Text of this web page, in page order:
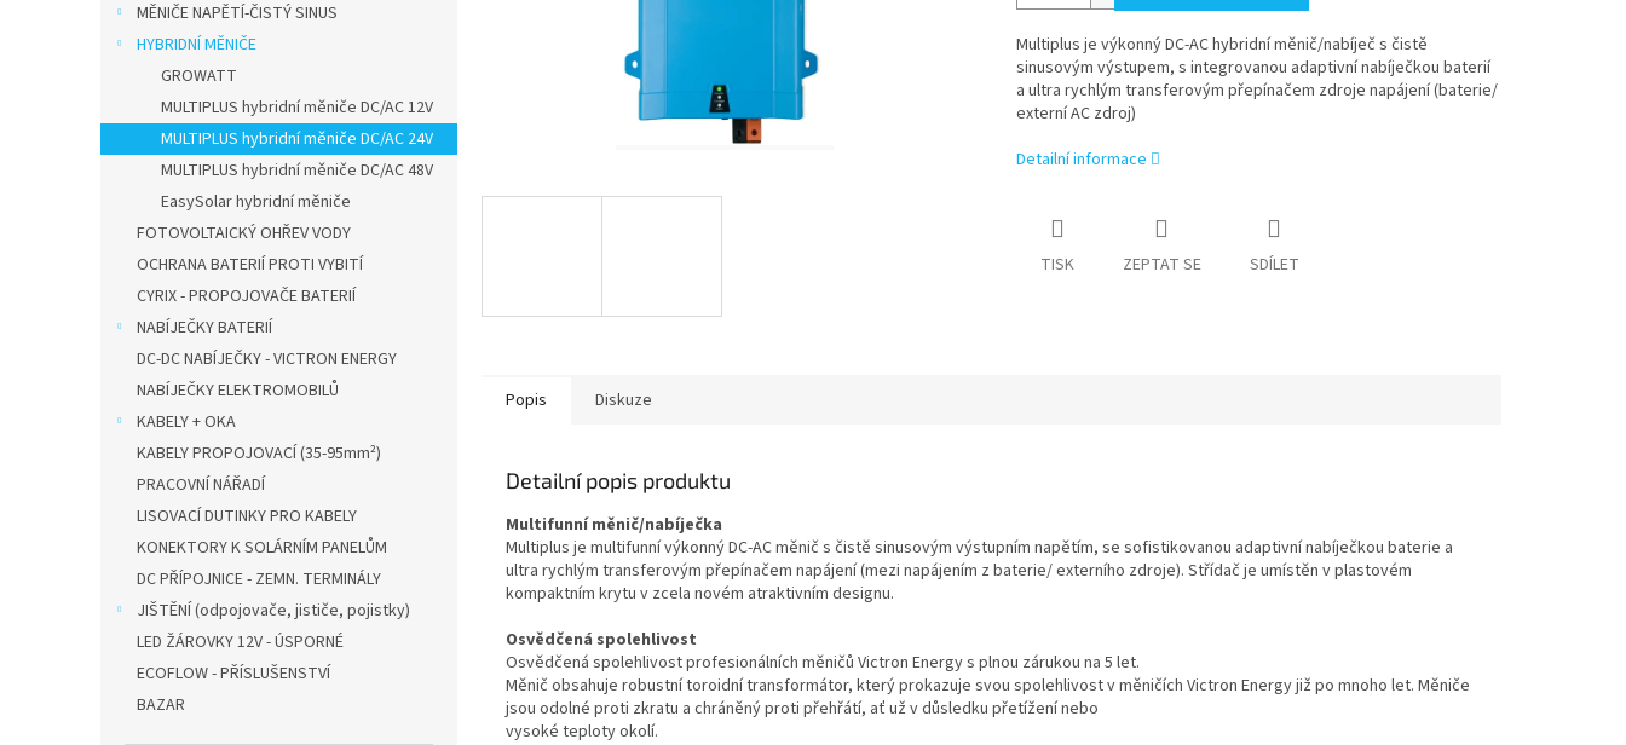
MĚNIČE NAPĚTÍ-ČISTÝ SINUS
HYBRIDNÍ MĚNIČE
GROWATT
MULTIPLUS hybridní měniče DC/AC 12V
MULTIPLUS hybridní měniče DC/AC 24V
MULTIPLUS hybridní měniče DC/AC 48V
EasySolar hybridní měniče
FOTOVOLTAICKÝ OHŘEV VODY
OCHRANA BATERIÍ PROTI VYBITÍ
CYRIX - PROPOJOVAČE BATERIÍ
NABÍJEČKY BATERIÍ
DC-DC NABÍJEČKY - VICTRON ENERGY
NABÍJEČKY ELEKTROMOBILŮ
KABELY + OKA
KABELY PROPOJOVACÍ (35-95mm²)
PRACOVNÍ NÁŘADÍ
LISOVACÍ DUTINKY PRO KABELY
KONEKTORY K SOLÁRNÍM PANELŮM
DC PŘÍPOJNICE - ZEMN. TERMINÁLY
JIŠTĚNÍ (odpojovače, jističe, pojistky)
LED ŽÁROVKY 12V - ÚSPORNÉ
ECOFLOW - PŘÍSLUŠENSTVÍ
BAZAR
Multiplus je výkonný DC-AC hybridní měnič/nabíječ s čistě
sinusovým výstupem, s integrovanou adaptivní nabíječkou baterií
a ultra rychlým transferovým přepínačem zdroje napájení (baterie/
externí AC zdroj)
Detailní informace
TISK ZEPTAT SE SDÍLET
Popis Diskuze
Detailní popis produktu
Multifunní měnič/nabíječka
Multiplus je multifunní výkonný DC-AC měnič s čistě sinusovým výstupním napětím, se sofistikovanou adaptivní nabíječkou baterie a
ultra rychlým transferovým přepínačem napájení (mezi napájením z baterie/ externího zdroje). Střídač je umístěn v plastovém
kompaktním krytu v zcela novém atraktivním designu.
Osvědčená spolehlivost
Osvědčená spolehlivost profesionálních měničů Victron Energy s plnou zárukou na 5 let.
Měnič obsahuje robustní toroidní transformátor, který prokazuje svou spolehlivost v měničích Victron Energy již po mnoho let. Měniče
jsou odolné proti zkratu a chráněný proti přehřátí, ať už v důsledku přetížení nebo
vysoké teploty okolí.